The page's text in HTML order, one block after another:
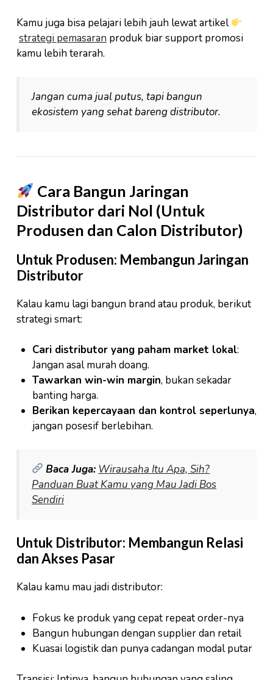
Kamu juga bisa pelajari lebih jauh lewat artikel
strategi pemasaran produk biar support promosi
kamu lebih terarah.
Jangan cuma jual putus, tapi bangun
ekosistem yang sehat bareng distributor.
Cara Bangun Jaringan
Distributor dari Nol (Untuk
Produsen dan Calon Distributor)
Untuk Produsen: Membangun Jaringan
Distributor
Kalau kamu lagi bangun brand atau produk, berikut
strategi smart:
Cari distributor yang paham market lokal:
Jangan asal murah doang.
Tawarkan win-win margin, bukan sekadar
banting harga.
Berikan kepercayaan dan kontrol seperlunya,
jangan posesif berlebihan.
Baca Juga: Wirausaha Itu Apa, Sih?
Panduan Buat Kamu yang Mau Jadi Bos
Sendiri
Untuk Distributor: Membangun Relasi
dan Akses Pasar
Kalau kamu mau jadi distributor:
Fokus ke produk yang cepat repeat order-nya
Bangun hubungan dengan supplier dan retail
Kuasai logistik dan punya cadangan modal putar